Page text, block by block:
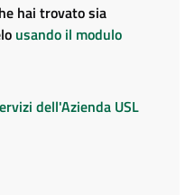
hai trovato sia
usando il modulo
dell'Azienda USL